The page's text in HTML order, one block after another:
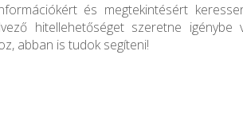
és megtekintésért
hitellehetőséget szeretne igénybe
abban is tudok segíteni!